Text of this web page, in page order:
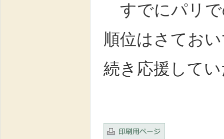
すでにパリで
順位はさてお
続き応援して